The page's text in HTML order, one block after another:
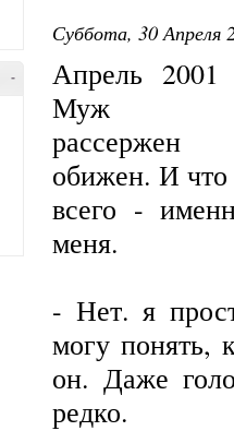
-
Суббота, 30 Апреля
Апрель 2001
Муж
обижен. И
всего -
меня.
- Нет. я
могу понять,
он. Даже
редко.